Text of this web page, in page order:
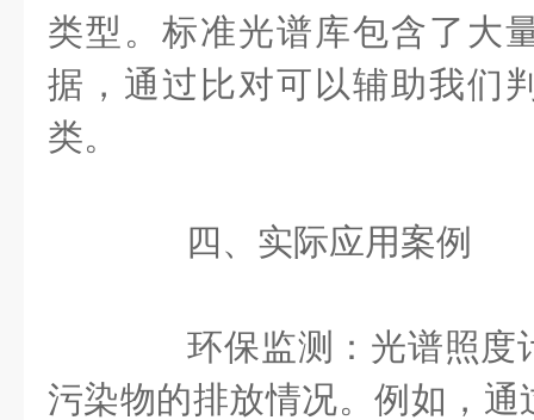
类型。标准光谱库包含了大
据，通过比对可以辅助我们
类。
四、实际应用案例
环保监测：光谱照度
污染物的排放情况。例如，